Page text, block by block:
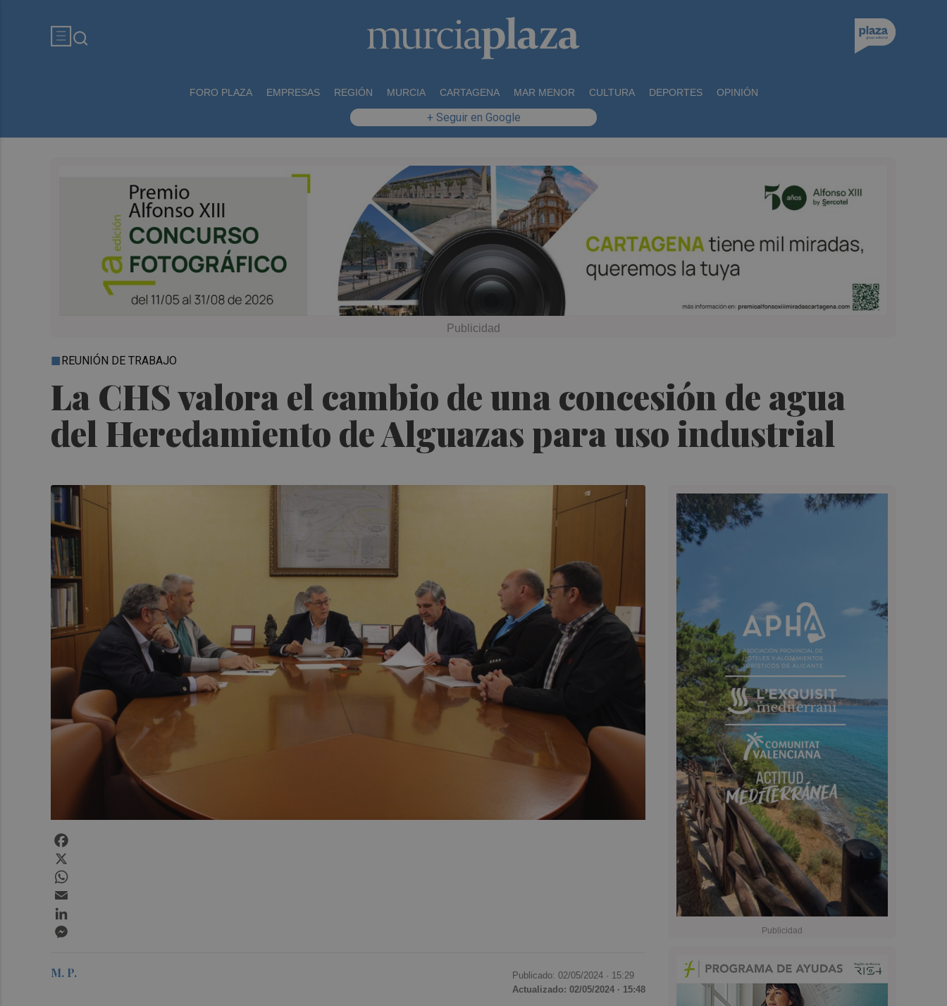
FORO PLAZA EMPRESAS REGIÓN MURCIA CARTAGENA MAR MENOR CULTURA DEPORTES OPINIÓN
+ Seguir en Google
La CHS valora el cambio de una concesión de agua
del Heredamiento de Alguazas para uso industrial
REUNIÓN DE TRABAJO
M. P. Publicado: 02/05/2024 · 15:29
Actualizado: 02/05/2024 · 15:48